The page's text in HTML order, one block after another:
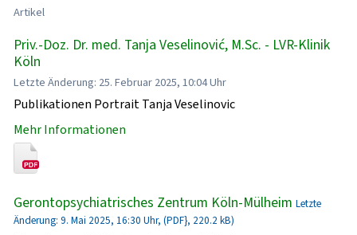
Artikel
Priv.-Doz. Dr. med. Tanja Veselinović, M.Sc. - LVR-Klinik
Köln
Letzte Änderung: 25. Februar 2025, 10:04 Uhr
Publikationen Portrait Tanja Veselinovic
Mehr Informationen
Gerontopsychiatrisches Zentrum Köln-Mülheim Letzte
Änderung: 9. Mai 2025, 16:30 Uhr, (PDF}, 220.2 kB)